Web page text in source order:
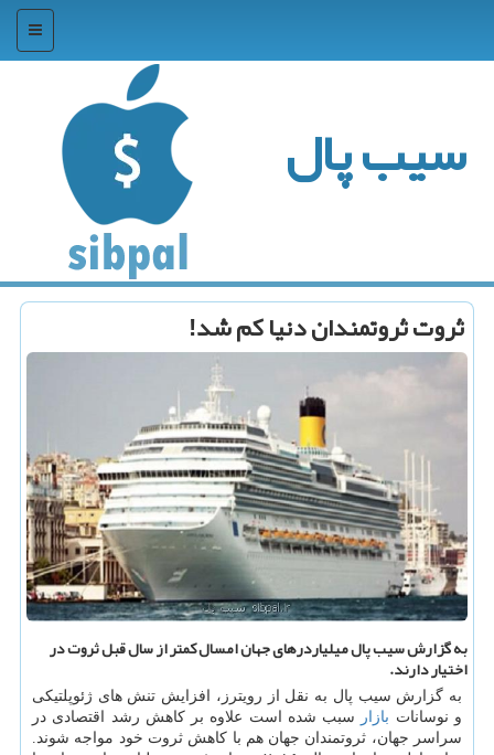
منو
سیب پال
ثروت ثروتمندان دنیا كم شد!
به گزارش سیب پال میلیاردرهای جهان امسال كمتر از سال قبل ثروت در
اختیار دارند.
به گزارش سیب پال به نقل از رویترز، افزایش تنش های ژئوپلتیكی
و نوسانات بازار
سبب شده است علاوه بر كاهش رشد اقتصادی در
سراسر جهان، ثروتمندان جهان هم با كاهش ثروت خود مواجه شوند.